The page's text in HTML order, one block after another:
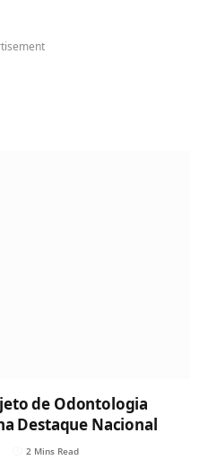
de Odontologia
Destaque Nacional
2 Mins Read